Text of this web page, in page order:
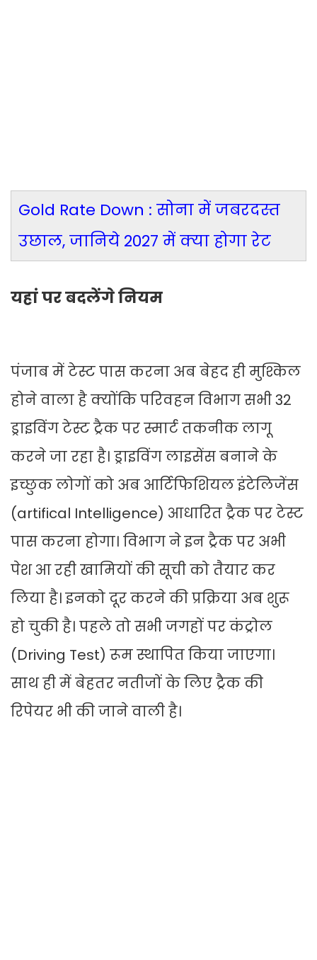
Gold Rate Down : सोना में जबरदस्त
उछाल, जानिये 2027 में क्या होगा रेट
यहां पर बदलेंगे नियम
पंजाब में टेस्ट पास करना अब बेहद ही मुश्किल
होने वाला है क्योंकि परिवहन विभाग सभी 32
ड्राइविंग टेस्ट ट्रैक पर स्मार्ट तकनीक लागू
करने जा रहा है। ड्राइविंग लाइसेंस बनाने के
इच्छुक लोगों को अब आर्टिफिशियल इंटेलिजेंस
(artifical Intelligence) आधारित ट्रैक पर टेस्ट
पास करना होगा। विभाग ने इन ट्रैक पर अभी
पेश आ रही खामियों की सूची को तैयार कर
लिया है। इनको दूर करने की प्रक्रिया अब शुरू
हो चुकी है। पहले तो सभी जगहों पर कंट्रोल
(Driving Test) रूम स्थापित किया जाएगा।
साथ ही में बेहतर नतीजों के लिए ट्रैक की
रिपेयर भी की जाने वाली है।